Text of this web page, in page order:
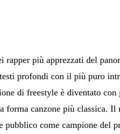
rapper più apprezzati del
profondi con il più puro
di freestyle è diventato
forma canzone più classica. Il
pubblico come campione del